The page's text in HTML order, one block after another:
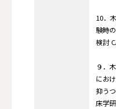
10．
験時
検討
９．
にお
抑う
床学